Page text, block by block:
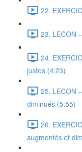
22.
23. LECON
24.
justes (4:23)
25. LECON
diminués (5:55)
26.
augmentés et